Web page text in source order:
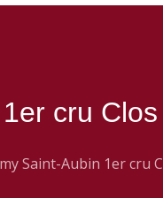
cru
Saint-Aubin 1er cru